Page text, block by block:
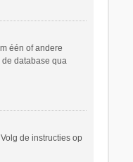
één of andere
database qua
de instructies op